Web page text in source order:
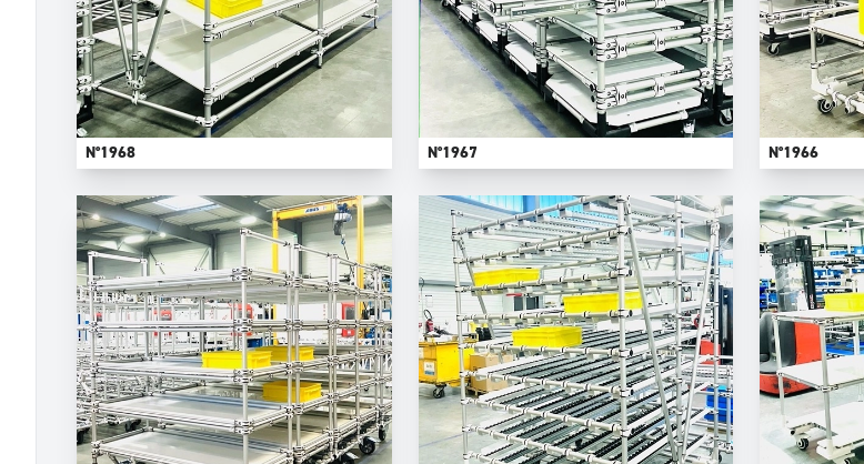
N°1968 N°1967 N°1966